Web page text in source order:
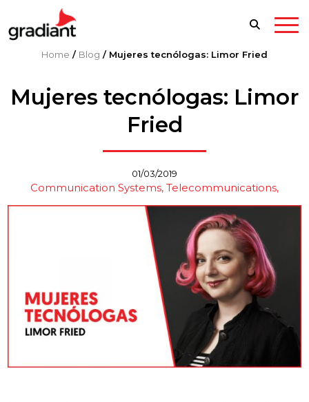
Home / Blog / Mujeres tecnólogas: Limor Fried
Mujeres tecnólogas: Limor
Fried
01/03/2019
Communication Systems Telecommunications